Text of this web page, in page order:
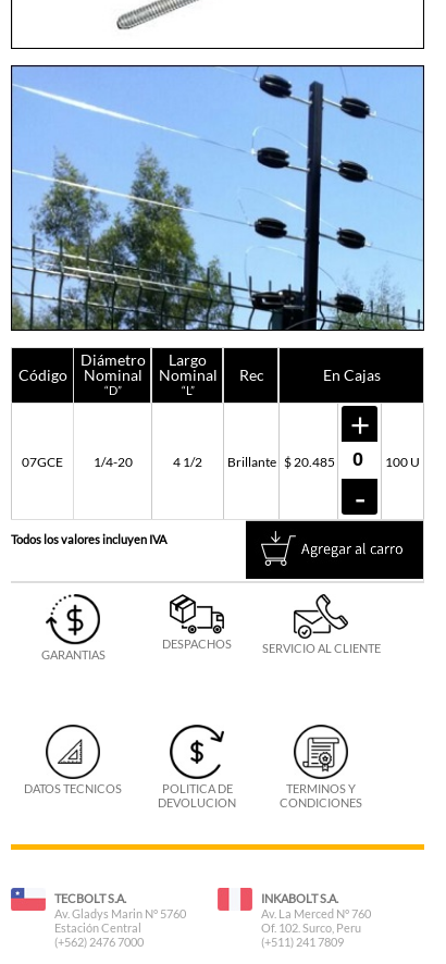
Código
Diámetro
Nominal
“D”
Largo
Nominal
“L”
Rec En Cajas
07GCE 1/4-20 4 1/2 Brillante $ 20.485 100 U
Todos los valores incluyen IVA
GARANTIAS
DESPACHOS SERVICIO AL CLIENTE
DATOS TECNICOS
POLITICA DE
DEVOLUCION
TERMINOS Y
CONDICIONES
TECBOLT S.A.
Av. Gladys Marin N° 5760
Estación Central
(+562) 2476 7000
INKABOLT S.A.
Av. La Merced N° 760
Of. 102. Surco, Peru
(+511) 241 7809